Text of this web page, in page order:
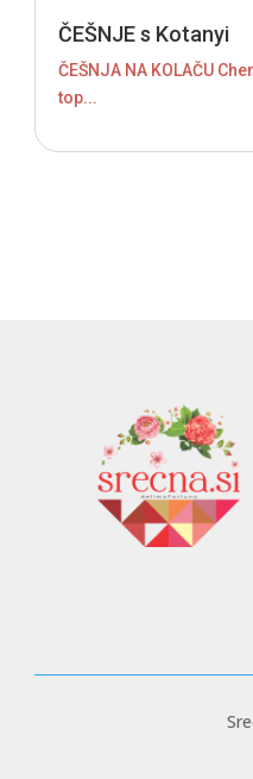
ČEŠNJE s Kotanyi
ČEŠNJA NA KOLAČU
top...